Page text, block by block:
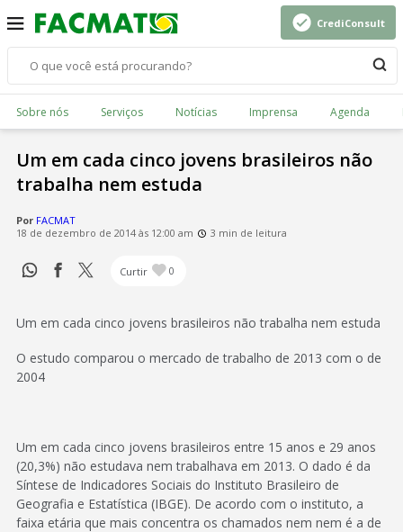
CrediConsult
Sobre nós Serviços Notícias Imprensa Agenda
Um em cada cinco jovens brasileiros não
trabalha nem estuda
Por FACMAT
18 de dezembro de 2014 às 12:00 am
3 min de leitura
Curtir 0
Um em cada cinco jovens brasileiros não trabalha nem estuda
O estudo comparou o mercado de trabalho de 2013 com o de
2004
Um em cada cinco jovens brasileiros entre 15 anos e 29 anos
(20,3%) não estudava nem trabalhava em 2013. O dado é da
Síntese de Indicadores Sociais do Instituto Brasileiro de
Geografia e Estatística (IBGE). De acordo com o instituto, a
faixa etária que mais concentra os chamados nem nem é a de